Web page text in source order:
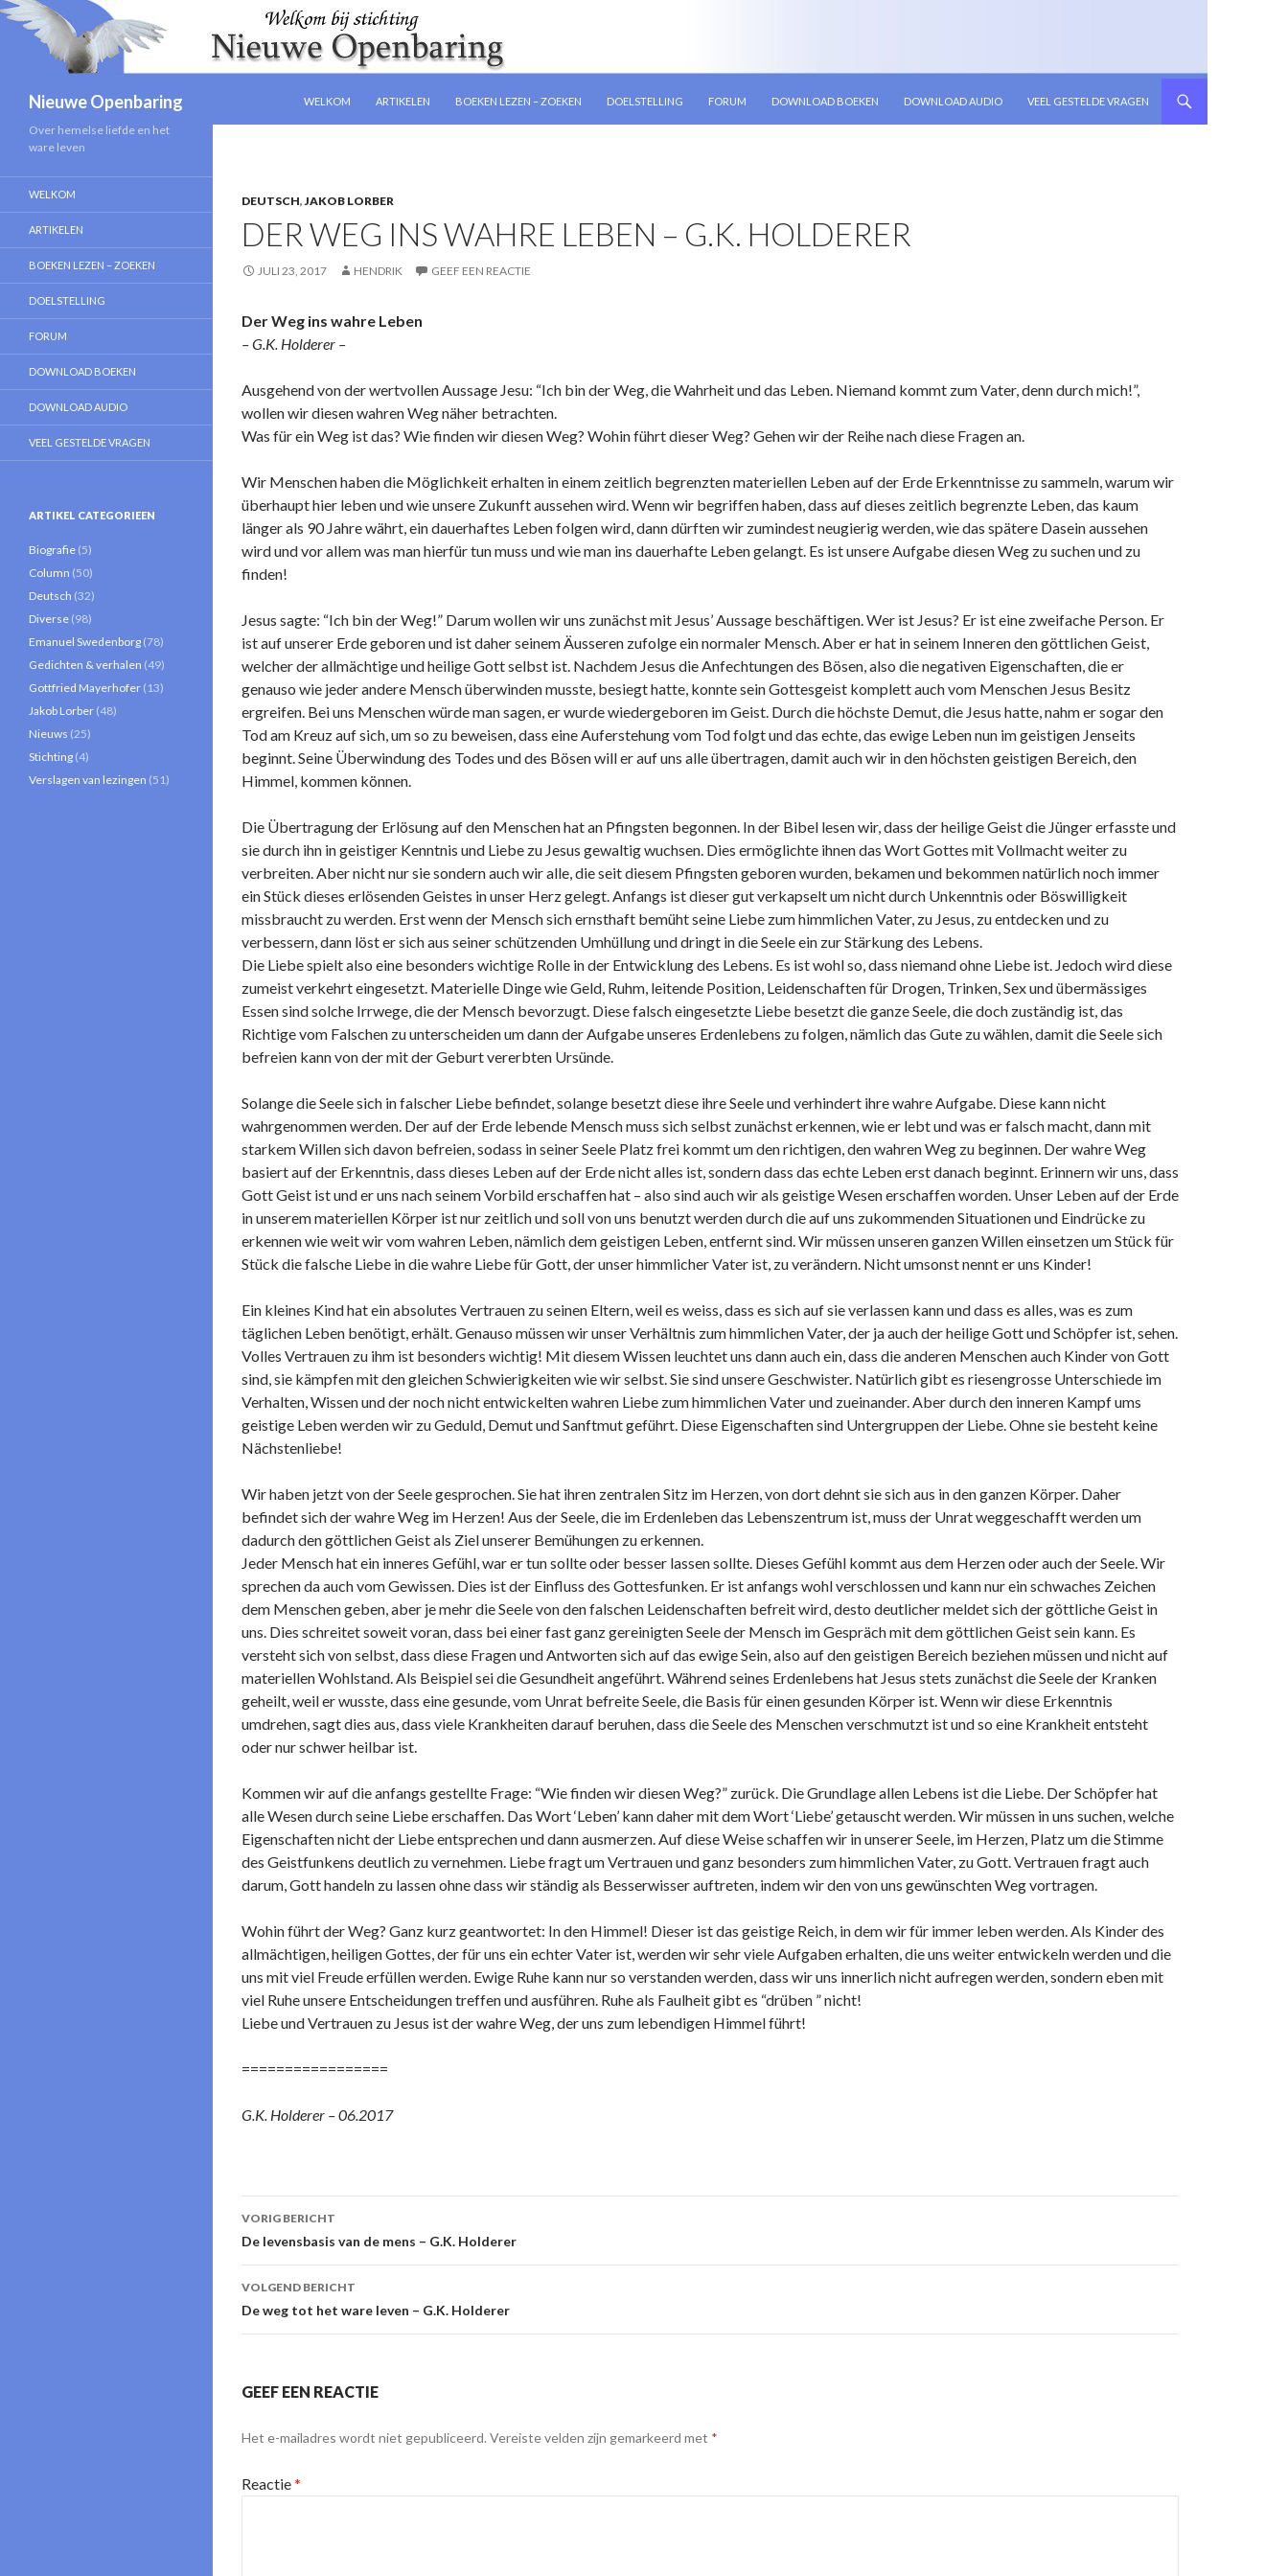
Nieuwe Openbaring
WELKOM
ARTIKELEN BOEKEN LEZEN – ZOEKEN DOELSTELLING FORUM DOWNLOAD BOEKEN DOWNLOAD AUDIO VEEL GESTELDE VRAGEN
DEUTSCH,JAKOB LORBER
DER WEG INS WAHRE LEBEN – G.K. HOLDERER
JULI 23, 2017 HENDRIK GEEF EEN REACTIE
Der Weg ins wahre Leben
– G.K. Holderer –
Ausgehend von der wertvollen Aussage Jesu: “Ich bin der Weg, die Wahrheit und das Leben. Niemand kommt zum Vater, denn durch mich!”,
wollen wir diesen wahren Weg näher betrachten.
Was für ein Weg ist das? Wie finden wir diesen Weg? Wohin führt dieser Weg? Gehen wir der Reihe nach diese Fragen an.
Wir Menschen haben die Möglichkeit erhalten in einem zeitlich begrenzten materiellen Leben auf der Erde Erkenntnisse zu sammeln, warum wir
überhaupt hier leben und wie unsere Zukunft aussehen wird. Wenn wir begriffen haben, dass auf dieses zeitlich begrenzte Leben, das kaum
länger als 90 Jahre währt, ein dauerhaftes Leben folgen wird, dann dürften wir zumindest neugierig werden, wie das spätere Dasein aussehen
wird und vor allem was man hierfür tun muss und wie man ins dauerhafte Leben gelangt. Es ist unsere Aufgabe diesen Weg zu suchen und zu
finden!
Jesus sagte: “Ich bin der Weg!” Darum wollen wir uns zunächst mit Jesus’ Aussage beschäftigen. Wer ist Jesus? Er ist eine zweifache Person. Er
ist auf unserer Erde geboren und ist daher seinem Äusseren zufolge ein normaler Mensch. Aber er hat in seinem Inneren den göttlichen Geist,
welcher der allmächtige und heilige Gott selbst ist. Nachdem Jesus die Anfechtungen des Bösen, also die negativen Eigenschaften, die er
genauso wie jeder andere Mensch überwinden musste, besiegt hatte, konnte sein Gottesgeist komplett auch vom Menschen Jesus Besitz
ergreifen. Bei uns Menschen würde man sagen, er wurde wiedergeboren im Geist. Durch die höchste Demut, die Jesus hatte, nahm er sogar den
Tod am Kreuz auf sich, um so zu beweisen, dass eine Auferstehung vom Tod folgt und das echte, das ewige Leben nun im geistigen Jenseits
beginnt. Seine Überwindung des Todes und des Bösen will er auf uns alle übertragen, damit auch wir in den höchsten geistigen Bereich, den
Himmel, kommen können.
Die Übertragung der Erlösung auf den Menschen hat an Pfingsten begonnen. In der Bibel lesen wir, dass der heilige Geist die Jünger erfasste und
sie durch ihn in geistiger Kenntnis und Liebe zu Jesus gewaltig wuchsen. Dies ermöglichte ihnen das Wort Gottes mit Vollmacht weiter zu
verbreiten. Aber nicht nur sie sondern auch wir alle, die seit diesem Pfingsten geboren wurden, bekamen und bekommen natürlich noch immer
ein Stück dieses erlösenden Geistes in unser Herz gelegt. Anfangs ist dieser gut verkapselt um nicht durch Unkenntnis oder Böswilligkeit
missbraucht zu werden. Erst wenn der Mensch sich ernsthaft bemüht seine Liebe zum himmlichen Vater, zu Jesus, zu entdecken und zu
verbessern, dann löst er sich aus seiner schützenden Umhüllung und dringt in die Seele ein zur Stärkung des Lebens.
Die Liebe spielt also eine besonders wichtige Rolle in der Entwicklung des Lebens. Es ist wohl so, dass niemand ohne Liebe ist. Jedoch wird diese
zumeist verkehrt eingesetzt. Materielle Dinge wie Geld, Ruhm, leitende Position, Leidenschaften für Drogen, Trinken, Sex und übermässiges
Essen sind solche Irrwege, die der Mensch bevorzugt. Diese falsch eingesetzte Liebe besetzt die ganze Seele, die doch zuständig ist, das
Richtige vom Falschen zu unterscheiden um dann der Aufgabe unseres Erdenlebens zu folgen, nämlich das Gute zu wählen, damit die Seele sich
befreien kann von der mit der Geburt vererbten Ursünde.
Solange die Seele sich in falscher Liebe befindet, solange besetzt diese ihre Seele und verhindert ihre wahre Aufgabe. Diese kann nicht
wahrgenommen werden. Der auf der Erde lebende Mensch muss sich selbst zunächst erkennen, wie er lebt und was er falsch macht, dann mit
starkem Willen sich davon befreien, sodass in seiner Seele Platz frei kommt um den richtigen, den wahren Weg zu beginnen. Der wahre Weg
basiert auf der Erkenntnis, dass dieses Leben auf der Erde nicht alles ist, sondern dass das echte Leben erst danach beginnt. Erinnern wir uns, dass
Gott Geist ist und er uns nach seinem Vorbild erschaffen hat – also sind auch wir als geistige Wesen erschaffen worden. Unser Leben auf der Erde
in unserem materiellen Körper ist nur zeitlich und soll von uns benutzt werden durch die auf uns zukommenden Situationen und Eindrücke zu
erkennen wie weit wir vom wahren Leben, nämlich dem geistigen Leben, entfernt sind. Wir müssen unseren ganzen Willen einsetzen um Stück für
Stück die falsche Liebe in die wahre Liebe für Gott, der unser himmlicher Vater ist, zu verändern. Nicht umsonst nennt er uns Kinder!
Ein kleines Kind hat ein absolutes Vertrauen zu seinen Eltern, weil es weiss, dass es sich auf sie verlassen kann und dass es alles, was es zum
täglichen Leben benötigt, erhält. Genauso müssen wir unser Verhältnis zum himmlichen Vater, der ja auch der heilige Gott und Schöpfer ist, sehen.
Volles Vertrauen zu ihm ist besonders wichtig! Mit diesem Wissen leuchtet uns dann auch ein, dass die anderen Menschen auch Kinder von Gott
sind, sie kämpfen mit den gleichen Schwierigkeiten wie wir selbst. Sie sind unsere Geschwister. Natürlich gibt es riesengrosse Unterschiede im
Verhalten, Wissen und der noch nicht entwickelten wahren Liebe zum himmlichen Vater und zueinander. Aber durch den inneren Kampf ums
geistige Leben werden wir zu Geduld, Demut und Sanftmut geführt. Diese Eigenschaften sind Untergruppen der Liebe. Ohne sie besteht keine
Nächstenliebe!
Wir haben jetzt von der Seele gesprochen. Sie hat ihren zentralen Sitz im Herzen, von dort dehnt sie sich aus in den ganzen Körper. Daher
befindet sich der wahre Weg im Herzen! Aus der Seele, die im Erdenleben das Lebenszentrum ist, muss der Unrat weggeschafft werden um
dadurch den göttlichen Geist als Ziel unserer Bemühungen zu erkennen.
Jeder Mensch hat ein inneres Gefühl, war er tun sollte oder besser lassen sollte. Dieses Gefühl kommt aus dem Herzen oder auch der Seele. Wir
sprechen da auch vom Gewissen. Dies ist der Einfluss des Gottesfunken. Er ist anfangs wohl verschlossen und kann nur ein schwaches Zeichen
dem Menschen geben, aber je mehr die Seele von den falschen Leidenschaften befreit wird, desto deutlicher meldet sich der göttliche Geist in
uns. Dies schreitet soweit voran, dass bei einer fast ganz gereinigten Seele der Mensch im Gespräch mit dem göttlichen Geist sein kann. Es
versteht sich von selbst, dass diese Fragen und Antworten sich auf das ewige Sein, also auf den geistigen Bereich beziehen müssen und nicht auf
materiellen Wohlstand. Als Beispiel sei die Gesundheit angeführt. Während seines Erdenlebens hat Jesus stets zunächst die Seele der Kranken
geheilt, weil er wusste, dass eine gesunde, vom Unrat befreite Seele, die Basis für einen gesunden Körper ist. Wenn wir diese Erkenntnis
umdrehen, sagt dies aus, dass viele Krankheiten darauf beruhen, dass die Seele des Menschen verschmutzt ist und so eine Krankheit entsteht
oder nur schwer heilbar ist.
Kommen wir auf die anfangs gestellte Frage: “Wie finden wir diesen Weg?” zurück. Die Grundlage allen Lebens ist die Liebe. Der Schöpfer hat
alle Wesen durch seine Liebe erschaffen. Das Wort ‘Leben’ kann daher mit dem Wort ‘Liebe’ getauscht werden. Wir müssen in uns suchen, welche
Eigenschaften nicht der Liebe entsprechen und dann ausmerzen. Auf diese Weise schaffen wir in unserer Seele, im Herzen, Platz um die Stimme
des Geistfunkens deutlich zu vernehmen. Liebe fragt um Vertrauen und ganz besonders zum himmlichen Vater, zu Gott. Vertrauen fragt auch
darum, Gott handeln zu lassen ohne dass wir ständig als Besserwisser auftreten, indem wir den von uns gewünschten Weg vortragen.
Wohin führt der Weg? Ganz kurz geantwortet: In den Himmel! Dieser ist das geistige Reich, in dem wir für immer leben werden. Als Kinder des
allmächtigen, heiligen Gottes, der für uns ein echter Vater ist, werden wir sehr viele Aufgaben erhalten, die uns weiter entwickeln werden und die
uns mit viel Freude erfüllen werden. Ewige Ruhe kann nur so verstanden werden, dass wir uns innerlich nicht aufregen werden, sondern eben mit
viel Ruhe unsere Entscheidungen treffen und ausführen. Ruhe als Faulheit gibt es “drüben ” nicht!
Liebe und Vertrauen zu Jesus ist der wahre Weg, der uns zum lebendigen Himmel führt!
=================
G.K. Holderer – 06.2017
Berichtnavigatie
VORIG BERICHT
De levensbasis van de mens – G.K. Holderer
VOLGEND BERICHT
De weg tot het ware leven – G.K. Holderer
GEEF EEN REACTIE
Het e-mailadres wordt niet gepubliceerd. Vereiste velden zijn gemarkeerd met *
Reactie*
Over hemelse liefde en het
ware leven
WELKOM
ARTIKELEN
BOEKEN LEZEN – ZOEKEN
DOELSTELLING
FORUM
DOWNLOAD BOEKEN
DOWNLOAD AUDIO
VEEL GESTELDE VRAGEN
ARTIKEL CATEGORIEEN
Biografie (5)
Column (50)
Deutsch (32)
Diverse (98)
Emanuel Swedenborg (78)
Gedichten & verhalen (49)
Gottfried Mayerhofer (13)
Jakob Lorber (48)
Nieuws (25)
Stichting (4)
Verslagen van lezingen (51)